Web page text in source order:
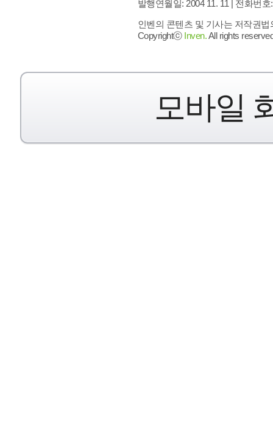
발행연월일: 2004 11. 11 | 전화번호
인벤의 콘텐츠 및 기사는 저작권
Copyrightⓒ Inven.All rights
모바일